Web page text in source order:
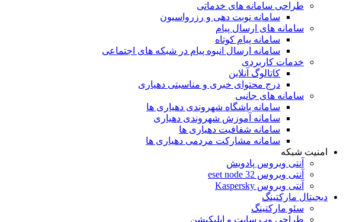
طراحی سامانه های خدماتی
سامانه نوبت دهی و رزرواسیون
سامانه های ارسال پیام
سامانه پیام کوتاه
سامانه ارسال انبوه پیام در شبکه های اجتماعی
خدمات کاربردی
کاتالوگ آنلاین
درج محتوای خبری و مناسبتی دهیاری
سامانه های جانبی
سامانه باشگاه شهروندی دهیاری ها
سامانه آموزش شهروندی دهیاری
سامانه شفافیت دهیاری ها
سامانه مشارکت مردمی دهیاری ها
امنیت شبکه
آنتی ویروس پادویش
آنتی ویروس 32 eset node
آنتی ویروس Kaspersky
دیجیتال مارکتینگ
سئو مارکتینگ
طراحی وب سایت و اپلیکیشن